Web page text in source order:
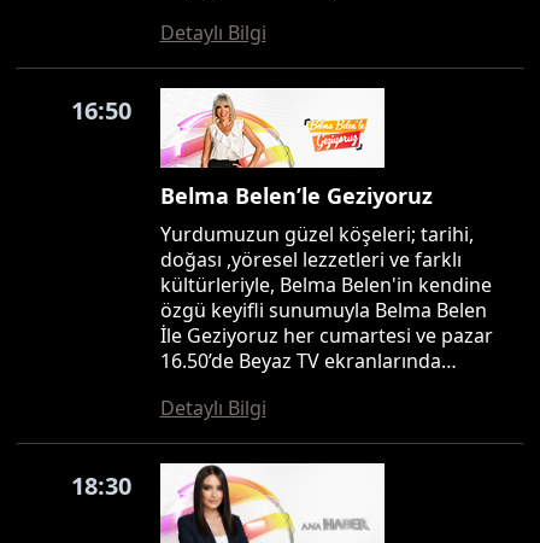
Detaylı Bilgi
16:50
Belma Belen’le Geziyoruz
Yurdumuzun güzel köşeleri; tarihi,
doğası ,yöresel lezzetleri ve farklı
kültürleriyle, Belma Belen'in kendine
özgü keyifli sunumuyla Belma Belen
İle Geziyoruz her cumartesi ve pazar
16.50’de Beyaz TV ekranlarında…
Detaylı Bilgi
18:30